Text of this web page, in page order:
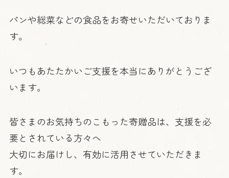
パンや総菜などの食品をお寄せいただいておりま
す。
いつもあたたかいご支援を本当にありがとうござ
います。
皆さまのお気持ちのこもった寄贈品は、支援を必
要とされている方々へ
大切にお届けし、有効に活用させていただきま
す。